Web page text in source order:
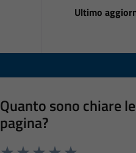
Ultimo
Quanto sono chiare
pagina?